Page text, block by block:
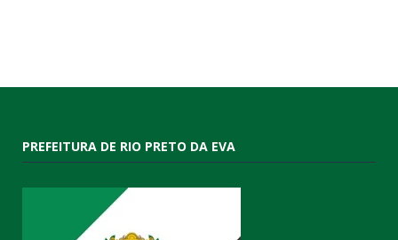
PREFEITURA DE RIO PRETO DA EVA